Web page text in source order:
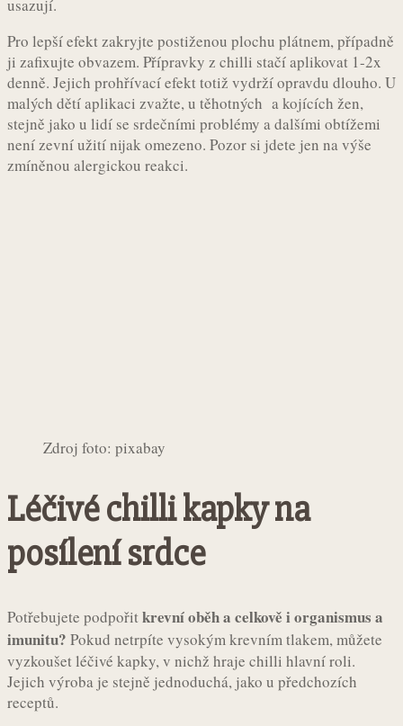
usazují.
Pro lepší efekt zakryjte postiženou plochu plátnem, případně
ji zafixujte obvazem. Přípravky z chilli stačí aplikovat 1-2x
denně. Jejich prohřívací efekt totiž vydrží opravdu dlouho. U
malých dětí aplikaci zvažte, u těhotných a kojících žen,
stejně jako u lidí se srdečními problémy a dalšími obtížemi
není zevní užití nijak omezeno. Pozor si jdete jen na výše
zmíněnou alergickou reakci.
Zdroj foto: pixabay
Léčivé chilli kapky na
posílení srdce
Potřebujete podpořitkrevní oběh a celkově i organismus a
imunitu? Pokud netrpíte vysokým krevním tlakem, můžete
vyzkoušet léčivé kapky, v nichž hraje chilli hlavní roli.
Jejich výroba je stejně jednoduchá, jako u předchozích
receptů.